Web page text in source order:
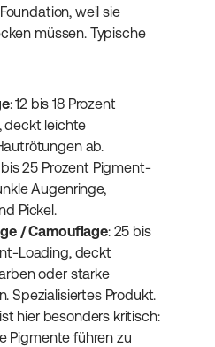
weil sie
müssen. Typische
: 12 bis 18 Prozent
deckt leichte
ab.
bis 25 Prozent Pigment-
Augenringe,
Pickel.
/ Camouflage: 25 bis
Loading, deckt
oder starke
Spezialisiertes Produkt.
hier besonders kritisch:
Pigmente führen zu